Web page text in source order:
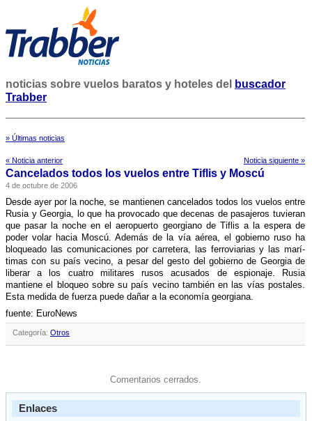
noticias sobre vuelos baratos y hoteles del
buscador
Trabber
» Últimas noticias
« Noticia anterior Noticia siguiente »
Cancelados todos los vuelos entre Tiflis y Moscú
4 de octubre de 2006
Desde ayer por la noche, se mantienen cancelados todos los vuelos entre
Rusia y Georgia, lo que ha provocado que decenas de pasajeros tuvieran
que pasar la noche en el aeropuerto georgiano de Tiflis a la espera de
poder volar hacia Moscú. Además de la ví­a aérea, el gobierno ruso ha
bloqueado las comunicaciones por carretera, las ferroviarias y las marí­
timas con su paí­s vecino, a pesar del gesto del gobierno de Georgia de
liberar a los cuatro militares rusos acusados de espionaje. Rusia
mantiene el bloqueo sobre su paí­s vecino también en las ví­as postales.
Esta medida de fuerza puede dañar a la economí­a georgiana.
fuente: EuroNews
Categoría: Otros
Comentarios cerrados.
Enlaces